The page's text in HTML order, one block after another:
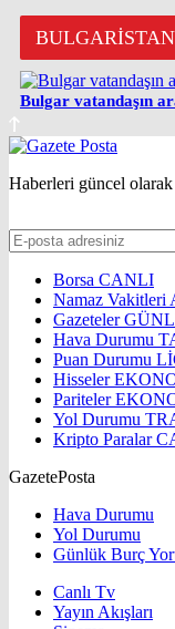
Bulgar vatandaşın
Haberleri güncel
Borsa CANLI
Namaz Vakitleri
Gazeteler
Hava Durumu
Puan Durumu
Hisseler
Pariteler
Yol Durumu
Kripto Paralar
GazetePosta
Hava Durumu
Yol Durumu
Günlük Burç
Canlı Tv
Yayın Akışları